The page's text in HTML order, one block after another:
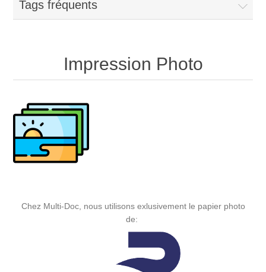
Tags fréquents
Impression Photo
Chez Multi-Doc, nous utilisons exlusivement le papier photo
de: